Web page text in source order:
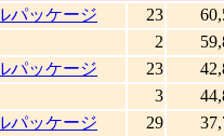
パッケージ
23
2
パッケージ
23
3
パッケージ
29